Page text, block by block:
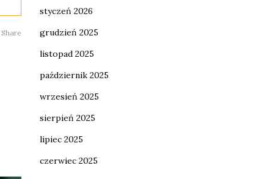
Share
styczeń 2026
grudzień 2025
listopad 2025
październik 2025
wrzesień 2025
sierpień 2025
lipiec 2025
czerwiec 2025